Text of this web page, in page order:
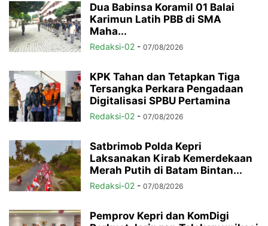
Dua Babinsa Koramil 01 Balai
Karimun Latih PBB di SMA
Maha...
Redaksi-02 - 07/08/2026
KPK Tahan dan Tetapkan Tiga
Tersangka Perkara Pengadaan
Digitalisasi SPBU Pertamina
Redaksi-02 - 07/08/2026
Satbrimob Polda Kepri
Laksanakan Kirab Kemerdekaan
Merah Putih di Batam Bintan...
Redaksi-02 - 07/08/2026
Pemprov Kepri dan KomDigi